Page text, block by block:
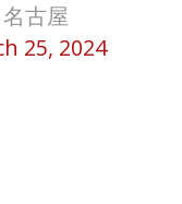
古屋
25, 2024